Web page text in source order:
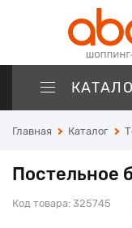
Главная Каталог
Постельное
Код товара: 325745